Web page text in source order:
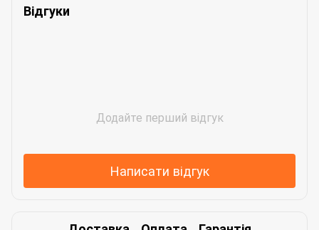
Відгуки
Додайте перший відгук
Написати відгук